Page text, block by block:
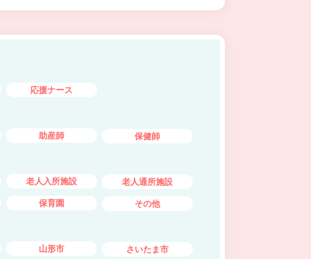
応援ナース
助産師 保健師
老人入所施設 老人通所施設
保育園 その他
山形市 さいたま市